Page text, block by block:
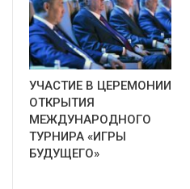
УЧАСТИЕ В ЦЕРЕМОНИИ
ОТКРЫТИЯ
МЕЖДУНАРОДНОГО
ТУРНИРА «ИГРЫ
БУДУЩЕГО»